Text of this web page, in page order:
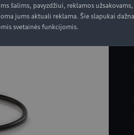
šalims, pavyzdžiui, reklamos
jums aktuali reklama. Šie slapukai
svetainės funkcijomis.